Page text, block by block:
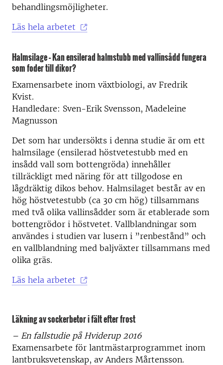
behandlingsmöjligheter.
Läs hela arbetet
Halmsilage – Kan ensilerad halmstubb med vallinsådd fungera
som foder till dikor?
Examensarbete inom växtbiologi, av Fredrik
Kvist.
Handledare: Sven-Erik Svensson, Madeleine
Magnusson
Det som har undersökts i denna studie är om ett
halmsilage (ensilerad höstvetestubb med en
insådd vall som bottengröda) innehåller
tillräckligt med näring för att tillgodose en
lågdräktig dikos behov. Halmsilaget består av en
hög höstvetestubb (ca 30 cm hög) tillsammans
med två olika vallinsådder som är etablerade som
bottengrödor i höstvetet. Vallblandningar som
användes i studien var lusern i ”renbestånd” och
en vallblandning med baljväxter tillsammans med
olika gräs.
Läs hela arbetet
Läkning av sockerbetor i fält efter frost
– En fallstudie på Hviderup 2016
Examensarbete för lantmästarprogrammet inom
lantbruksvetenskap, av Anders Mårtensson.